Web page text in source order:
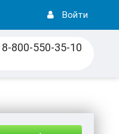
Войти
8-800-550-35-10